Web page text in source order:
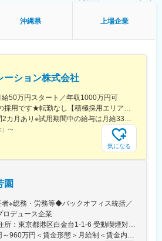
ーン歓迎≫
ですが双方合意の上で異動/転勤をお願いし
、ご家族の事情がある方については転勤せ
もございます。また人によっては転勤打診
しない者もおります。
客様の想いを「かたち」にするため、新規
装飾のテーマ、料理やサービスまで1人のウ
が一貫してプロデュースできます。
：ウェディングプランナーとしてご経験を
ち、店舗の支配人→グループマネージャーと
、長期的にキャリアを築くことも可能で
：見識を深めるための旅行や、レストラン
スピタリティを学ぶ体験、資格取得、外部
等に年間8万円まで会社が負担します。
きがいのある会社」 に当社が6年連続7回目
選出されています。
沖縄県 上場企業
ーション株式会社
50万円スタート／年収1000万円可
★希望した勤務地での採用です★転勤なし【積極採用エリア】巣鴨本部（本社）立川支部愛知支部大阪支部広島支部岡山支部栃木支部静岡支部【その他採用エリア】北海道、青森、秋田、岩手、宮城、山形、福島、茨城、群馬、埼玉、千葉、神奈川、新潟、富山、石川、福井、岐阜、長野、山梨、三重、滋賀、京都、兵庫、奈良、和歌山、鳥取、島根、山口、徳島、香川、愛媛、高知、福岡、佐賀、長崎、熊本、大分、宮崎、鹿児島、沖縄※勤務地の詳細は当社ホームページをご参照ください。
月給50万円※試用期間2カ月あり※試用期間中の給与は月給33万円です。※いずれも固定残業代（月40時間分・7万5,000 円）を含み、超過分は別途支給します。【キャリアごとの月給イメージ】・月給50万円～：一般社員・月給80万円～：マネージャー候補3カ月間の売上成績に応じて、その後3カ月間の給与にインセンティブが上乗せされる仕組みです。（例1～3月の成績が、4～6月の給与に加算）中には、月30万円のインセンティブを手にする社員もいます。反響営業とはいえ、当社では、成果に見合う待遇を明確に用意しています。
〜
気になる
園
者※総務・労務等◆バックオフィス統括／
ロデュース企業
＜勤務地詳細＞本社住所：東京都港区白金台1-1-6 受動喫煙対策：屋内全面禁煙変更の範囲：会社の定める事業所
＜予定年収＞650万円～960万円＜賃金形態＞月給制＜賃金内訳＞月額（基本給）：500,000円～800,000円＜月給＞500,000円～800,000円＜昇給有無＞有＜残業手当＞有＜給与補足＞■昇給年1回（10月）■賞与年1回（10月）※業績による賃金はあくまでも目安の金額であり、選考を通じて上下する可能性があります。月給(月額)は固定手当を含めた表記です。